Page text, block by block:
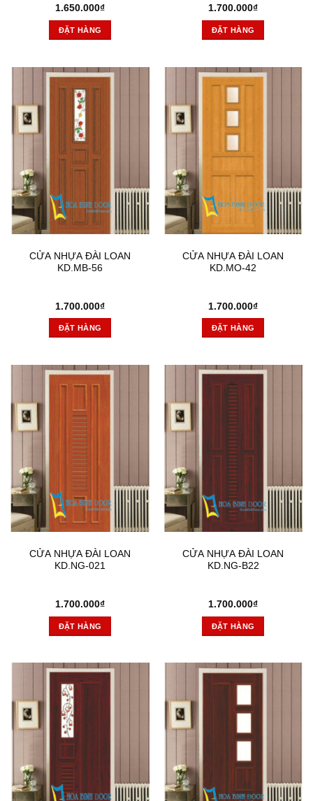
1.650.000₫
ĐẶT HÀNG
1.700.000₫
ĐẶT HÀNG
CỬA NHỰA ĐÀI LOAN
KD.MB-56
1.700.000₫
ĐẶT HÀNG
CỬA NHỰA ĐÀI LOAN
KD.MO-42
1.700.000₫
ĐẶT HÀNG
CỬA NHỰA ĐÀI LOAN
KD.NG-021
1.700.000₫
ĐẶT HÀNG
CỬA NHỰA ĐÀI LOAN
KD.NG-B22
1.700.000₫
ĐẶT HÀNG